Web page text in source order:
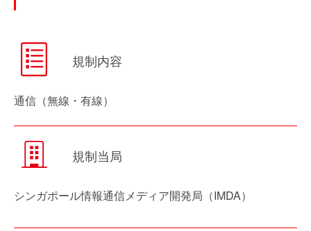
規制内容
通信（無線・有線）
規制当局
シンガポール情報通信メディア開発局（IMDA）